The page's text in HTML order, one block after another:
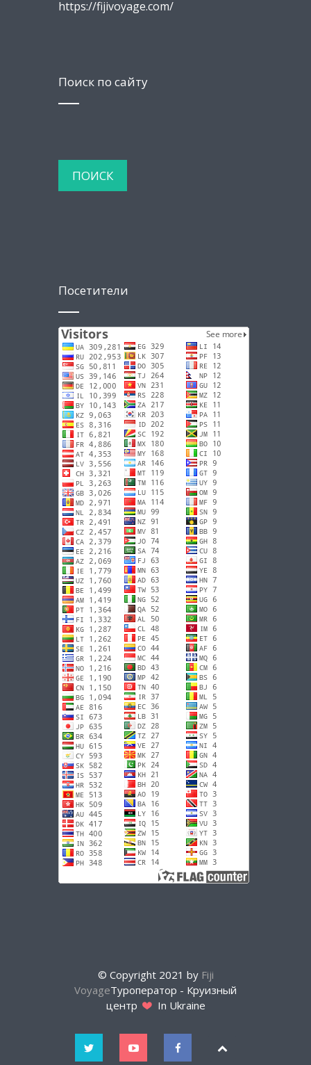
https://fijivoyage.com/
Поиск по сайту
Посетители
© Copyright 2021 by Fiji
VoyageТуроператор - Круизный
центр
In Ukraine